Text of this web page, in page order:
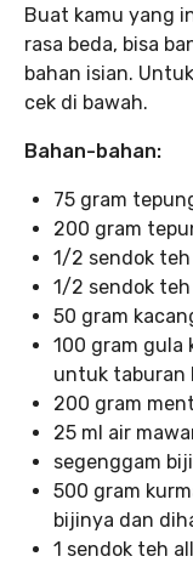
Buat kamu yang
rasa beda, bisa
bahan isian.
cek di bawah.
Bahan-bahan:
75 gram
200 gram
1/2 sendok
1/2 sendok
50 gram
100 gram gula
untuk taburan
200 gram
25 ml air
segenggam
500 gram
bijinya dan
1 sendok teh